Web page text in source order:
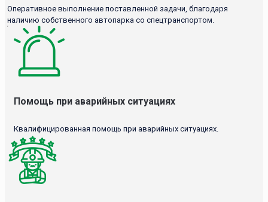
Оперативное выполнение поставленной задачи, благодаря
наличию собственного автопарка со спецтранспортом.
Помощь при аварийных ситуациях
Квалифицированная помощь при аварийных ситуациях.